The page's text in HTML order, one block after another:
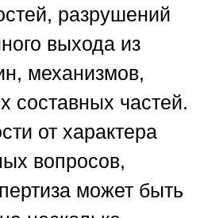
разрушений
выхода из
механизмов,
составных частей.
от характера
вопросов,
может быть